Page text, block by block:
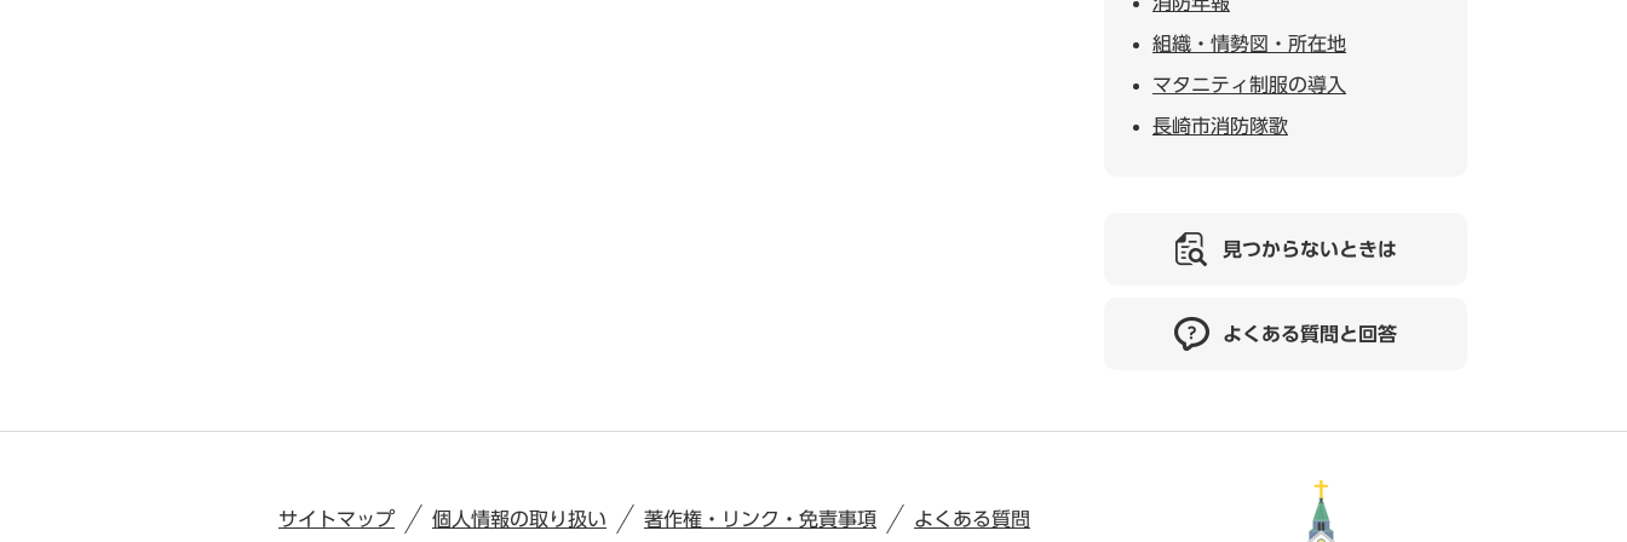
組織・情勢図・所在地
マタニティ制服の導入
長崎市消防隊歌
見つからないときは
よくある質問と回答
サイトマップ 個人情報の取り扱い 著作権・リンク・免責事項 よくある質問